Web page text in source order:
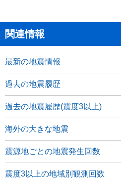
関連情報
最新の地震情報
過去の地震履歴
過去の地震履歴(震度3以上)
海外の大きな地震
震源地ごとの地震発生回数
震度3以上の地域別観測回数